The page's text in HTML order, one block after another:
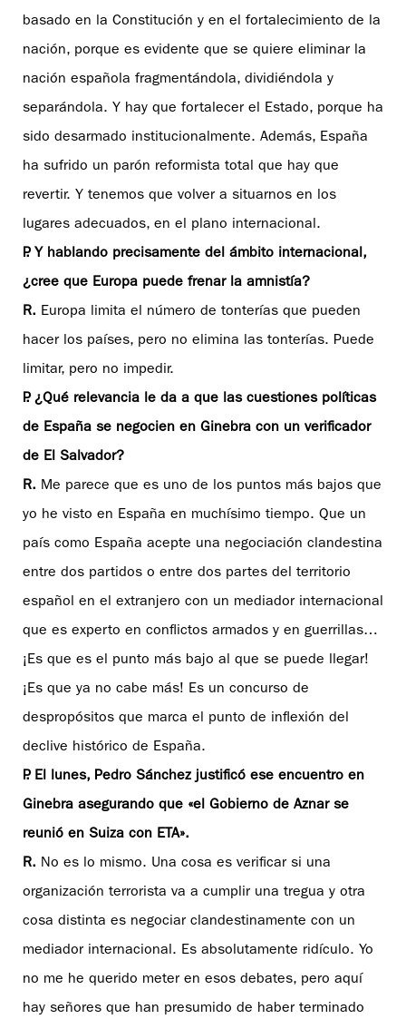
basado en la Constitución y en el fortalecimiento de la
nación, porque es evidente que se quiere eliminar la
nación española fragmentándola, dividiéndola y
separándola. Y hay que fortalecer el Estado, porque ha
sido desarmado institucionalmente. Además, España
ha sufrido un parón reformista total que hay que
revertir. Y tenemos que volver a situarnos en los
lugares adecuados, en el plano internacional.
P. Y hablando precisamente del ámbito internacional,
¿cree que Europa puede frenar la amnistía?
R. Europa limita el número de tonterías que pueden
hacer los países, pero no elimina las tonterías. Puede
limitar, pero no impedir.
P. ¿Qué relevancia le da a que las cuestiones políticas
de España se negocien en Ginebra con un verificador
de El Salvador?
R. Me parece que es uno de los puntos más bajos que
yo he visto en España en muchísimo tiempo. Que un
país como España acepte una negociación clandestina
entre dos partidos o entre dos partes del territorio
español en el extranjero con un mediador internacional
que es experto en conflictos armados y en guerrillas…
¡Es que es el punto más bajo al que se puede llegar!
¡Es que ya no cabe más! Es un concurso de
despropósitos que marca el punto de inflexión del
declive histórico de España.
P. El lunes, Pedro Sánchez justificó ese encuentro en
Ginebra asegurando que «el Gobierno de Aznar se
reunió en Suiza con ETA».
R. No es lo mismo. Una cosa es verificar si una
organización terrorista va a cumplir una tregua y otra
cosa distinta es negociar clandestinamente con un
mediador internacional. Es absolutamente ridículo. Yo
no me he querido meter en esos debates, pero aquí
hay señores que han presumido de haber terminado